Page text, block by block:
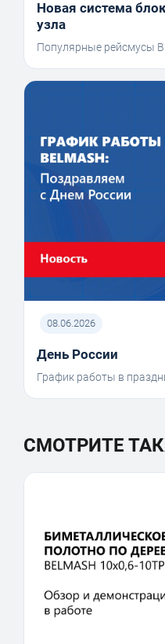
Новая система
узла
Популярные рейсмусы
08.06.2026
День России
График работы в
СМОТРИТЕ